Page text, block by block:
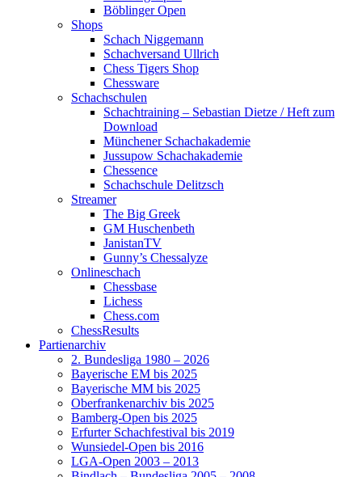
Böblinger Open
Shops
Schach Niggemann
Schachversand Ullrich
Chess Tigers Shop
Chessware
Schachschulen
Schachtraining – Sebastian Dietze / Heft zum
Download
Münchener Schachakademie
Jussupow Schachakademie
Chessence
Schachschule Delitzsch
Streamer
The Big Greek
GM Huschenbeth
JanistanTV
Gunny’s Chessalyze
Onlineschach
Chessbase
Lichess
Chess.com
ChessResults
Partienarchiv
2. Bundesliga 1980 – 2026
Bayerische EM bis 2025
Bayerische MM bis 2025
Oberfrankenarchiv bis 2025
Bamberg-Open bis 2025
Erfurter Schachfestival bis 2019
Wunsiedel-Open bis 2016
LGA-Open 2003 – 2013